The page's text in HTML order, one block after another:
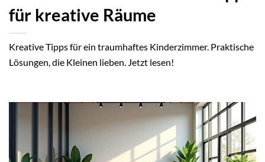
für kreative Räume
Kreative Tipps für ein traumhaftes Kinderzimmer. Praktische
Lösungen, die Kleinen lieben. Jetzt lesen!